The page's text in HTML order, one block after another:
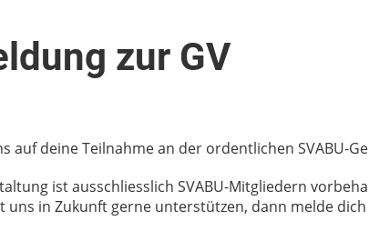
zur GV
auf deine Teilnahme an der ordentlichen SVABU-
ist ausschliesslich SVABU-Mitgliedern
uns in Zukunft gerne unterstützen, dann melde